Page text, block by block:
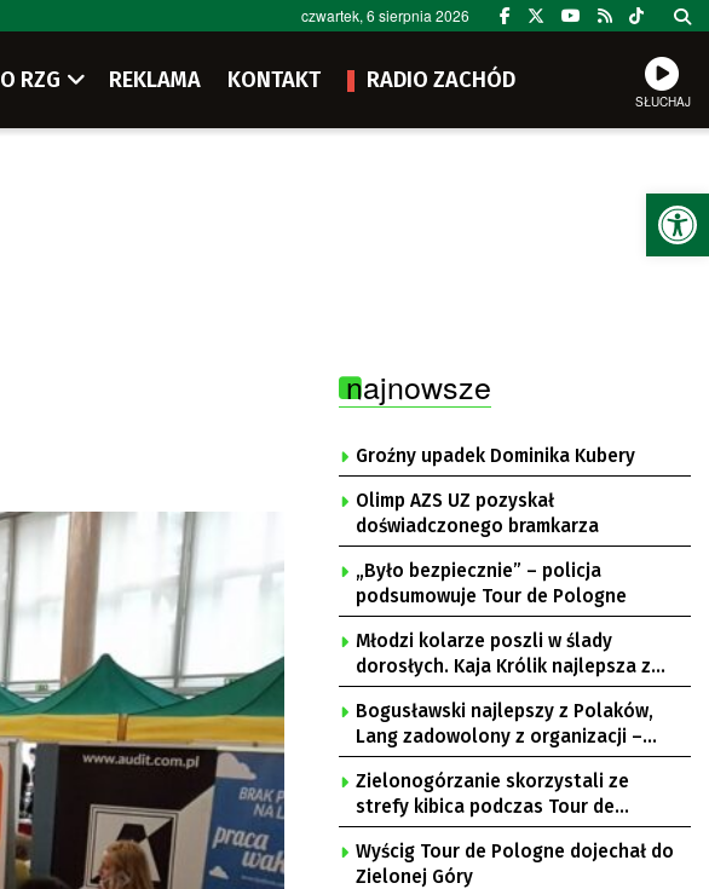
czwartek, 6 sierpnia 2026
O RZG REKLAMA KONTAKT RADIO ZACHÓD
SŁUCHAJ
najnowsze
Groźny upadek Dominika Kubery
Olimp AZS UZ pozyskał
doświadczonego bramkarza
„Było bezpiecznie” – policja
podsumowuje Tour de Pologne
Młodzi kolarze poszli w ślady
dorosłych. Kaja Królik najlepsza z
Lubuszanek w Tour de Pologne Junior
Bogusławski najlepszy z Polaków,
Lang zadowolony z organizacji –
komentarze po 3. etapie Tour de
Pologne
Zielonogórzanie skorzystali ze
strefy kibica podczas Tour de
Pologne
Wyścig Tour de Pologne dojechał do
Zielonej Góry